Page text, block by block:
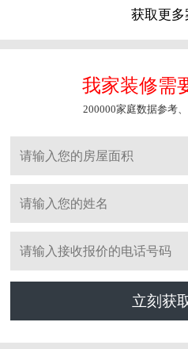
获取更多
我家装修需
200000家庭数据参考
立刻获